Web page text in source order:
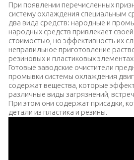
При появлении перечисленных
систему охлаждения специальным
два вида средств: народные и
народных средств привлекает
стоимостью, но эффективность их
неправильное приготовление
резиновых и пластиковых
Готовые заводские очистители
промывки системы охлаждения
содержат вещества, которые
различные виды загрязнений,
При этом они содержат присадки,
детали из пластика и резины.